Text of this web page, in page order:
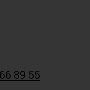
89 55